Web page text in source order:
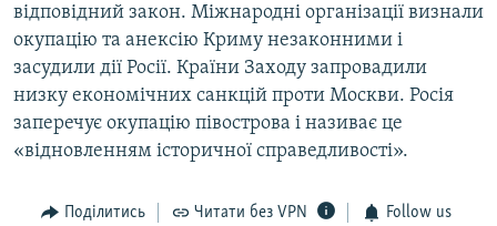
відповідний закон. Міжнародні організації визнали
окупацію та анексію Криму незаконними і
засудили дії Росії. Країни Заходу запровадили
низку економічних санкцій проти Москви. Росія
заперечує окупацію півострова і називає це
«відновленням історичної справедливості».
Поділитись Читати без VPN Follow us